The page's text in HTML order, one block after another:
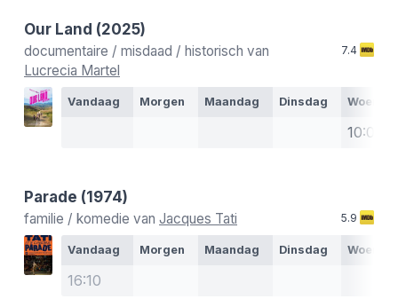
Our Land (2025)
documentaire / misdaad / historisch van
Lucrecia Martel
7.4
Vandaag Morgen Maandag Dinsdag
10:00
Parade (1974)
familie / komedie van Jacques Tati 5.9
Vandaag Morgen Maandag Dinsdag
16:10